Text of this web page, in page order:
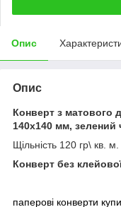
Опис
Опис
Конверт з матового
140x140 мм,
Щільність 120 гр\ кв. м.
Конверт без
паперові конверти